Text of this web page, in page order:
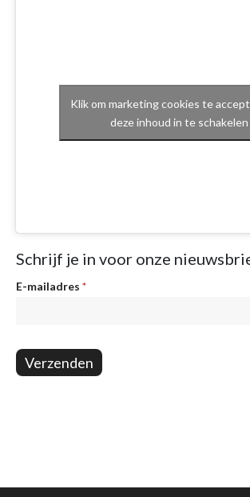
Klik om marketing cookies te
deze inhoud in te schakelen
Schrijf je in voor onze
Nieuwsbrief
E-mailadres *
Verzenden